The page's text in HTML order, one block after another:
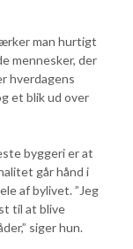
man hurtigt
mennesker, der
hverdagens
et blik ud over
byggeri er at
går hånd i
af bylivet. ”Jeg
til at blive
siger hun.